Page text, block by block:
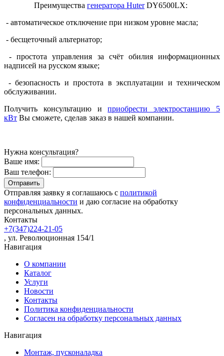
Преимущества генератора HuterDY6500LХ:
- автоматическое отключение при низком уровне масла;
- бесщеточный альтернатор;
- простота управления за счёт обилия информационных
надписей на русском языке;
- безопасность и простота в эксплуатации и техническом
обслуживании.
Получить консультацию иприобрести электростанцию 5
кВт Вы сможете, сделав заказ в нашей компании.
Нужна консультация?
Ваше имя:
Ваш телефон:
Отправляя заявку я соглашаюсь с политикой
конфиденциальности и даю согласие на обработку
персональных данных.
Контакты
+7(347)224-21-05
, ул. Революционная 154/1
Навигация
О компании
Каталог
Услуги
Новости
Контакты
Политика конфиденциальности
Согласен на обработку персональных данных
Навигация
Монтаж, пусконаладка